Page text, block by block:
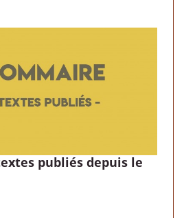
publiés depuis le